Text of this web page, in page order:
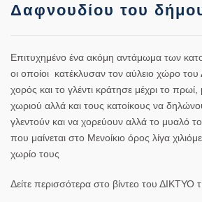
Δαφνουδίου του
Επιτυχημένο ένα ακόμη αντάμωμα των
οι οποίοι κατέκλυσαν τον αύλειο χώρο
χορός και το γλέντι κράτησε μέχρι το
χωριού αλλά και τους κατοίκους να
γλεντούν και να χορεύουν αλλά το μυαλό
που μαίνεται στο Μενοίκιο όρος λίγα
χωρίο τους
Δείτε περισσότερα στο βίντεο του ΔΙΚΤΥΟ